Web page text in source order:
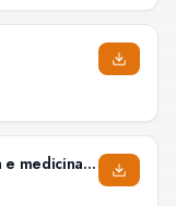
Anexo I – Da saúde, segurança e medicina do trabalho